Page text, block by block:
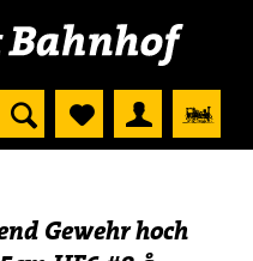
Gewehr hoch